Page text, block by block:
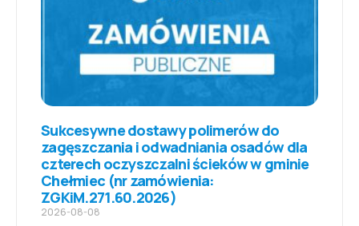
Sukcesywne dostawy polimerów do
zagęszczania i odwadniania osadów dla
czterech oczyszczalni ścieków w gminie
Chełmiec (nr zamówienia:
ZGKiM.271.60.2026)
2026-08-08